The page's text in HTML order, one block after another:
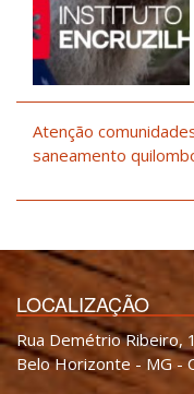
Atenção
saneamento
LOCALIZAÇÃO
Rua Demétrio Ribeiro,
Belo Horizonte - MG -